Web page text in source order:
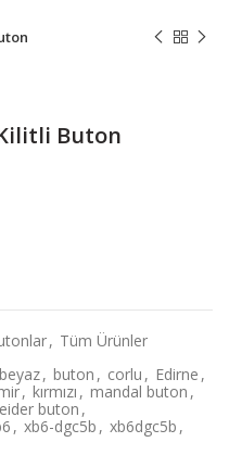
Buton
adet
, Tüm Ürünler
beyaz, buton , corlu , Edirne ,
, kırmızı , mandal buton ,
buton ,
, xb6-dgc5b , xb6dgc5b ,